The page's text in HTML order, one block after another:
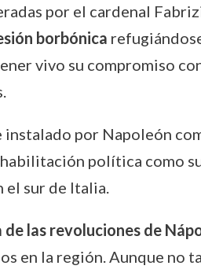
por el cardenal
borbónica
vivo su compromiso
instalado por Napoleón
política como
el sur de Italia.
las revoluciones de
en la región. Aunque no